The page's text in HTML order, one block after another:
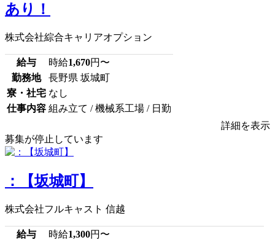
あり！
株式会社綜合キャリアオプション
給与 時給1,670円〜
勤務地
長野県 坂城町
寮・社宅 なし
仕事内容 組み立て / 機械系工場 / 日勤
詳細を表示
募集が停止しています
：【坂城町】
株式会社フルキャスト 信越
給与 時給1,300円〜